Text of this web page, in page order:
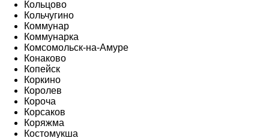
Кольцово
Кольчугино
Коммунар
Коммунарка
Комсомольск-на-Амуре
Конаково
Копейск
Коркино
Королев
Короча
Корсаков
Коряжма
Костомукша